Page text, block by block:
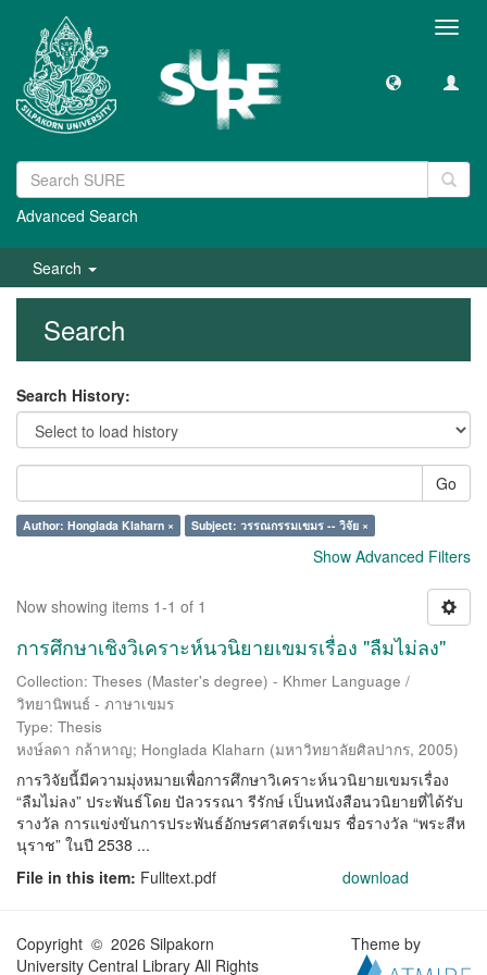
Advanced Search
Search
Search
Search History:
Go
Author: Honglada Klaharn × Subject: วรรณกรรมเขมร -- วิจัย ×
Show Advanced Filters
Now showing items 1-1 of 1
การศึกษาเชิงวิเคราะห์นวนิยายเขมรเรื่อง "ลืมไม่ลง"
Collection: Theses (Master's degree) - Khmer Language /
วิทยานิพนธ์ - ภาษาเขมร
Type: Thesis
หงษ์ลดา กล้าหาญ; Honglada Klaharn (มหาวิทยาลัยศิลปากร, 2005)
การวิจัยนี้มีความมุ่งหมายเพื่อการศึกษาวิเคราะห์นวนิยายเขมรเรื่อง
“ลืมไม่ลง” ประพันธ์โดย ปัลวรรณา รีรักษ์ เป็นหนังสือนวนิยายที่ได้รับ
รางวัล การแข่งขันการประพันธ์อักษรศาสตร์เขมร ชื่อรางวัล “พระสีห
นุราช” ในปี 2538 ...
File in this item: Fulltext.pdf download
Copyright © 2026 Silpakorn
University Central Library All Rights
Theme by